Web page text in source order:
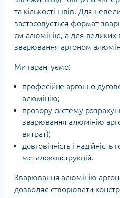
та кількості швів. Для
застосовується формат
см алюмінію, а для великих
зварювання аргоном
Ми гарантуємо:
професійне аргонно
алюмінію;
прозору систему
зварювання алюмінію
витрат);
довговічність і надійність
металоконструкцій.
Зварювання алюмінію
дозволяє створювати